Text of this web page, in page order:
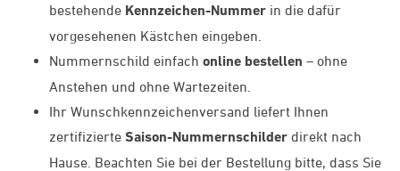
bestehende Kennzeichen-Nummer in die dafür
vorgesehenen Kästchen eingeben.
Nummernschild einfach online bestellen – ohne
Anstehen und ohne Wartezeiten.
Ihr Wunschkennzeichenversand liefert Ihnen
zertifizierte Saison-Nummernschilder direkt nach
Hause. Beachten Sie bei der Bestellung bitte, dass Sie